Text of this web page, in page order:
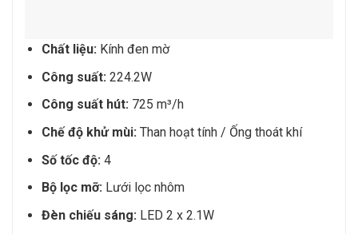
Chất liệu: Kính đen mờ
Công suất: 224.2W
Công suất hút: 725 m³/h
Chế độ khử mùi: Than hoạt tính / Ống thoát khí
Số tốc độ: 4
Bộ lọc mỡ: Lưới lọc nhôm
Đèn chiếu sáng: LED 2 x 2.1W